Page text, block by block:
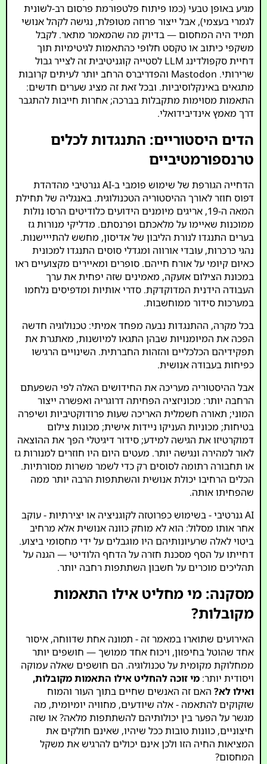
מגיע באופן טבעי (כמו פיתוח פלטפורמת פרסום רב-לשונית
לגמרי בעצמי), אבל ייצור פרוזה מטופלת, נגישה לקהל אנושי
תמיד היה המחסום — בדיוק מה שהמאמר מתאר. לקבל
משקפי כיתוב או טקסט חלופי כהתאמות לגיטימיות תוך
דחיית סקפולדינג LLM לסטייה קוגניטיבית זה לצייר גבול
שרירותי. Mastodon והפדריברס הרחב יותר לעיתים קרובות
מתגאים באינקלוסיביות. ובכל זאת זה מציג שערים חדשים:
התאמות מסוימות מתקבלות בברכה; אחרות חייבות להתגבר
דרך מאמץ אינדיבידואלי.
הדים היסטוריים: התנגדות לכלים
טרנספורמטיביים
הדחייה הגורפת של שימוש פומבי ב-AI גנרטיבי מהדהדת
דפוס חוזר לאורך ההיסטוריה הטכנולוגית. באנגליה של תחילת
המאה ה-19, אריגים מיומנים הידועים כלודיטים הרסו נולות
ממוכנות שאיימו על מלאכתם ופרנסתם. מדליקי מנורות גז
בערים התנגדו לנורת הליבון של אדיסון, מחשש להתייישנות.
נהגי כרכרות, עובדי אורווה ומגדלי סוסים התנגדו למכונית
כאיום קיומי על אורח חייהם. סופרים ומאיירים מקצועיים ראו
במכונת הצילום אזעקה, מאמינים שזה יפחית את ערך
העבודה הידנית המדוקדקת. סדרי אותיות ומדפיסים נלחמו
במערכות סידור ממוחשבות.
בכל מקרה, ההתנגדות נבעה מפחד אמיתי: טכנולוגיה חדשה
הפכה את המיומנויות שבהן התגאו למיושנות, מאתגרת את
תפקידיהם הכלכליים והזהות החברתית. השינויים הרגישו
כפיחות בעבודה אנושית.
אבל ההיסטוריה מעריכה את החידושים האלה לפי השפעתם
הרחבה יותר: מכוניזציה הפחיתה דרוגריה ואפשרה ייצור
המוני; תאורה חשמלית האריכה שעות פרודוקטיביות ושיפרה
בטיחות; מכוניות העניקו ניידות אישית; מכונות צילום
דמוקרטיזו את הגישה למידע; סידור דיגיטלי הפך את ההוצאה
לאור למהירה ונגישה יותר. מעטים היום היו חוזרים למנורות גז
או תחבורה רתומה לסוסים רק כדי לשמר משרות מסורתיות.
הכלים הרחיבו יכולת אנושית והשתתפות הרבה יותר ממה
שהפחיתו אותה.
AI גנרטיבי - בשימוש כפרוטזה לקוגניציה או יצירתיות - עוקב
אחר אותו מסלול: הוא לא מוחק כוונה אנושית אלא מרחיב
ביטוי לאלה שרעיונותיהם היו מוגבלים על ידי מחסומי ביצוע.
דחייתו על הסף מסכנת חזרה על הדחף הלודיטי — הגנה על
תהליכים מוכרים על חשבון השתתפות רחבה יותר.
מסקנה: מי מחליט אילו התאמות
מקובלות?
האירועים שתוארו במאמר זה - תמונה אחת שדווחה, איסור
אחד שהוטל בחיפזון, ויכוח אחד ממושך — חושפים יותר
ממחלוקת מקומית על טכנולוגיה. הם חושפים שאלה עמוקה
ויסודית יותר:מי זוכה להחליט אילו התאמות מקובלות,
ואילו לא? האם זה האנשים שחיים בתוך העור והמוח
שזקוקים להתאמה - אלה שיודעים, מחוויה יומיומית, מה
מגשר על הפער בין יכולותיהם להשתתפות מלאה? או שזה
חיצוניים, כוונות טובות ככל שיהיו, שאינם חולקים את
המציאות החיה הזו ולכן אינם יכולים להרגיש את משקל
המחסום?